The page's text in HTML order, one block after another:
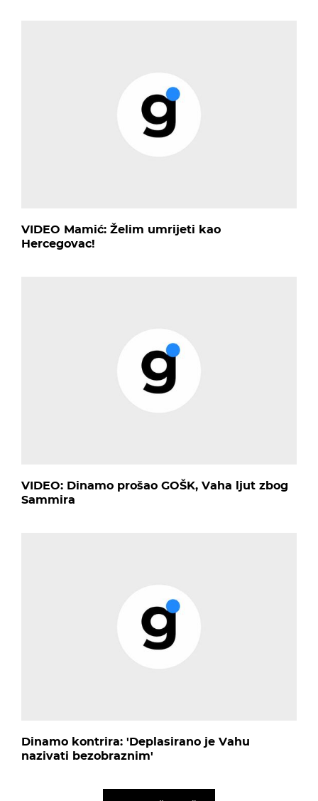
VIDEO Mamić: Želim umrijeti kao
Hercegovac!
VIDEO: Dinamo prošao GOŠK, Vaha ljut zbog
Sammira
Dinamo kontrira: 'Deplasirano je Vahu
nazivati bezobraznim'